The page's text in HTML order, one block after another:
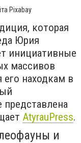
Pixabay
которая
Юрия
инициативные
массивов
его находкам в
представлена
AtyrauPress.
и